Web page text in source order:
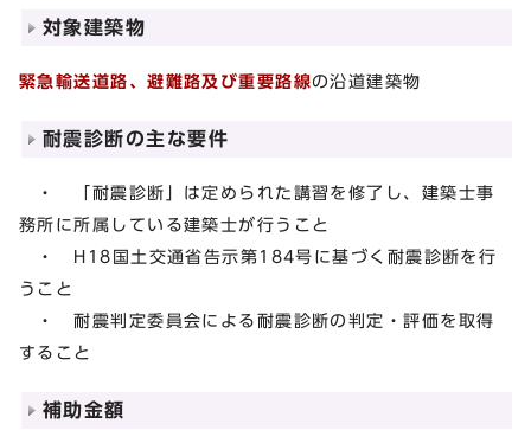
対象建築物
緊急輸送道路、避難路及び重要路線の沿道建築物
耐震診断の主な要件
・ 「耐震診断」は定められた講習を修了し、建築士事
務所に所属している建築士が行うこと
・ H18国土交通省告示第184号に基づく耐震診断を行
うこと
・ 耐震判定委員会による耐震診断の判定・評価を取得
すること
補助金額